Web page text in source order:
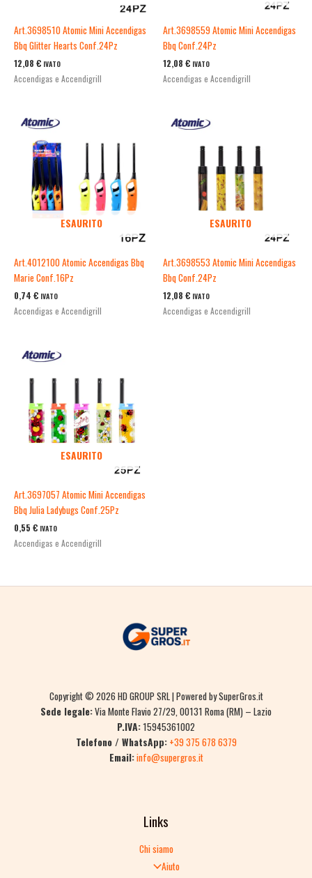
Art.3698510 Atomic Mini Accendigas
Bbq Glitter Hearts Conf.24Pz
12,08 € IVATO
Accendigas e Accendigrill
Art.3698559 Atomic Mini Accendigas
Bbq Conf.24Pz
12,08 € IVATO
Accendigas e Accendigrill
ESAURITO
Art.4012100 Atomic Accendigas Bbq
Marie Conf.16Pz
0,74 € IVATO
Accendigas e Accendigrill
ESAURITO
Art.3698553 Atomic Mini Accendigas
Bbq Conf.24Pz
12,08 € IVATO
Accendigas e Accendigrill
ESAURITO
Art.3697057 Atomic Mini Accendigas
Bbq Julia Ladybugs Conf.25Pz
0,55 € IVATO
Accendigas e Accendigrill
Copyright © 2026 HD GROUP SRL | Powered by SuperGros.it
Sede legale:Via Monte Flavio 27/29, 00131 Roma (RM) – Lazio
P.IVA:15945361002
Telefono / WhatsApp: +39 375 678 6379
Email:info@supergros.it
Links
Chi siamo
Aiuto